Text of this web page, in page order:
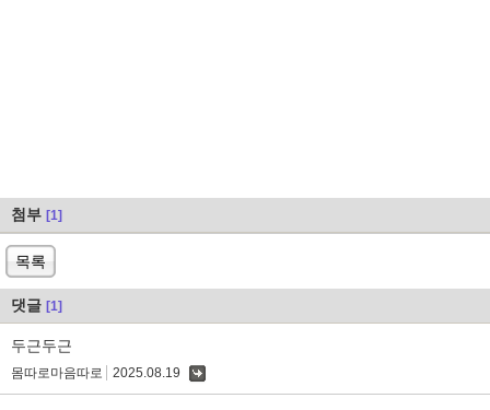
첨부 [1]
목록
댓글 [1]
두근두근
몸따로마음따로 2025.08.19